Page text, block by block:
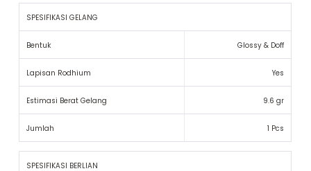
SPESIFIKASI GELANG
Bentuk Glossy & Doff
Lapisan Rodhium Yes
Estimasi Berat Gelang 9.6 gr
Jumlah 1 Pcs
SPESIFIKASI BERLIAN